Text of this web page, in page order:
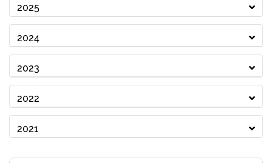
2025
2024
2023
2022
2021